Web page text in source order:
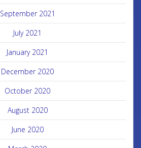
September 2021
July 2021
January 2021
December 2020
October 2020
August 2020
June 2020